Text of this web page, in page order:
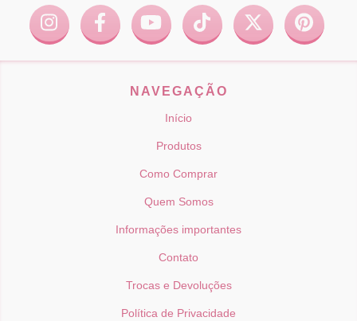
NAVEGAÇÃO
Início
Produtos
Como Comprar
Quem Somos
Informações importantes
Contato
Trocas e Devoluções
Política de Privacidade